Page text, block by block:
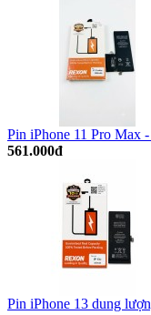
Pin iPhone 11 Pro Max
561.000đ
Pin iPhone 13 dung